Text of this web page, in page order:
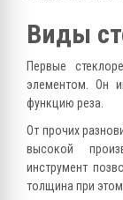
Виды
Первые
элементом. Он
функцию реза.
От прочих
высокой
инструмент
толщина при